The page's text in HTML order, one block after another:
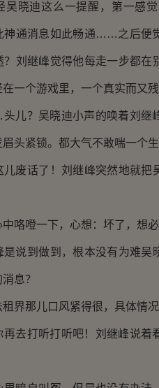
晓迪这么一提醒，第一感
神通消息如此畅通……之后便
？刘继峰觉得他每走一步都
一个游戏里，一个真实而又
？吴晓迪小声的唤着刘继峰
头紧锁。都大气不敢喘一个
话了！刘继峰突然地就把
噔一下，心想：坏了，想必
到做到，根本没有为难吴
息？
那儿口风紧得很，具体情况
打听打听吧！刘继峰说着看